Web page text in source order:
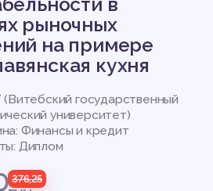
рыночных
на примере
кухня
(Витебский государственный
университет)
Финансы и кредит
Диплом
376,25